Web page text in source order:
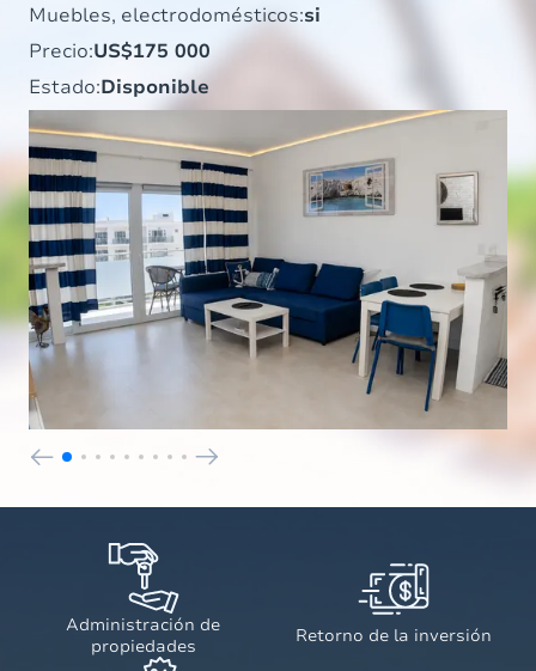
Muebles, electrodomésticos:si
Precio:US$175 000
Estado:Disponible
Administración de
propiedades
Retorno de la inversión